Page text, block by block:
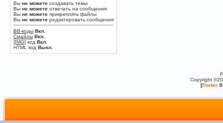
Вы не можете создавать темы
Вы не можете отвечать на сообщения
Вы не можете прикреплять файлы
Вы не можете редактировать сообщения
BB-коды Вкл.
Смайлы Вкл.
[IMG] код Вкл.
HTML код Выкл.
Copyright
[Foxter